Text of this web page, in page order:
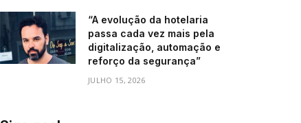
“A evolução da hotelaria
passa cada vez mais pela
digitalização, automação e
reforço da segurança”
JULHO 15, 2026